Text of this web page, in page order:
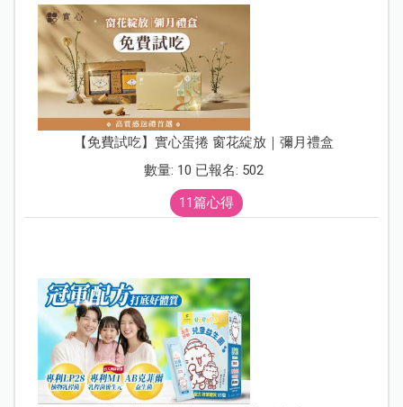
【免費試吃】實心蛋捲 窗花綻放｜彌月禮盒
數量: 10 已報名: 502
11篇心得